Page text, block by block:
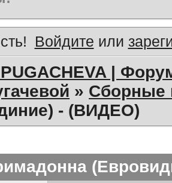
Войдите или
|
» Сборные
- (ВИДЕО)